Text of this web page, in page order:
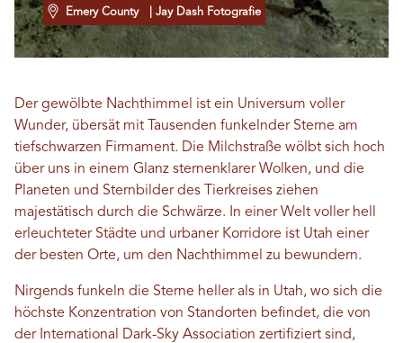
Emery County | Jay Dash Fotografie
Der gewölbte Nachthimmel ist ein Universum voller
Wunder, übersät mit Tausenden funkelnder Sterne am
tiefschwarzen Firmament. Die Milchstraße wölbt sich hoch
über uns in einem Glanz sternenklarer Wolken, und die
Planeten und Sternbilder des Tierkreises ziehen
majestätisch durch die Schwärze. In einer Welt voller hell
erleuchteter Städte und urbaner Korridore ist Utah einer
der besten Orte, um den Nachthimmel zu bewundern.
Nirgends funkeln die Sterne heller als in Utah, wo sich die
höchste Konzentration von Standorten befindet, die von
der International Dark-Sky Association zertifiziert sind,